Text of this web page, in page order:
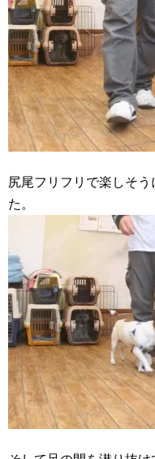
尻尾フリフリで楽しそ
た。